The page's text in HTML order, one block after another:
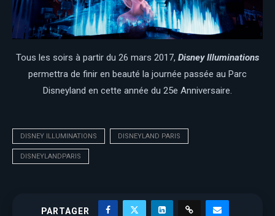
Tous les soirs à partir du 26 mars 2017, Disney Illuminations
permettra de finir en beauté la journée passée au Parc
Disneyland en cette année du 25e Anniversaire.
DISNEY ILLUMINATIONS DISNEYLAND PARIS
DISNEYLANDPARIS
PARTAGER